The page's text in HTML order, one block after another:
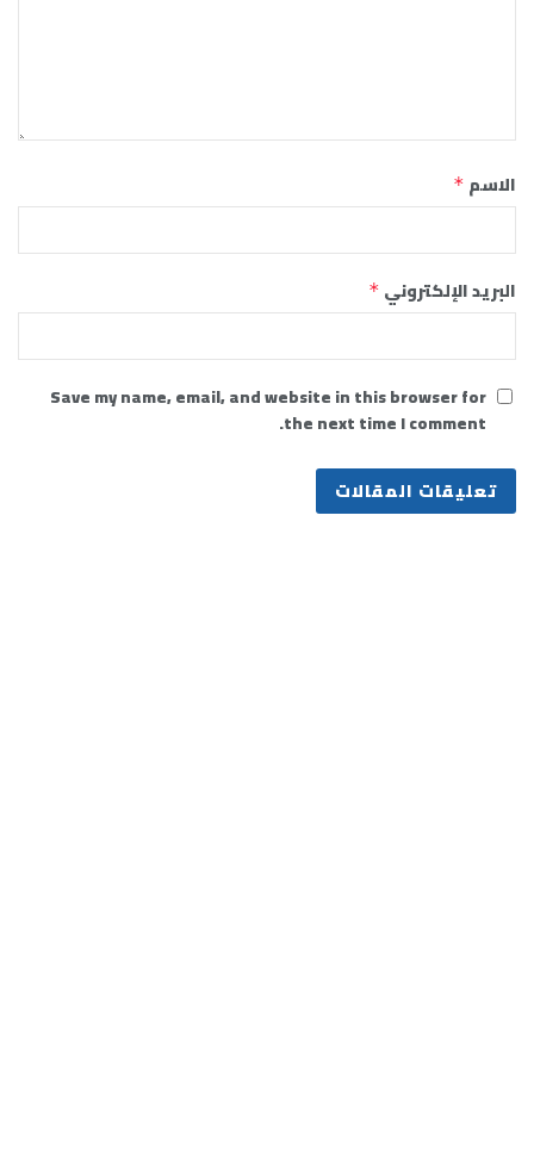
الاسم *
البريد الإلكتروني *
Save my name, email, and website in this browser for
the next time I comment.